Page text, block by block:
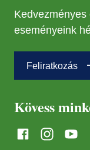
eseményeink
Feliratkozás
Kövess